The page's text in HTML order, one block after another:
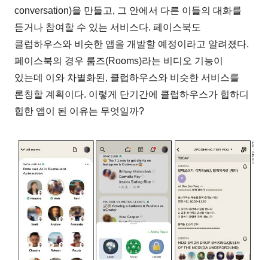
conversation)을 만들고, 그 안에서 다른 이들의 대화를
듣거나 참여할 수 있는 서비스다. 페이스북도
클럽하우스와 비슷한 앱을 개발할 예정이라고 알려졌다.
페이스북의 경우 룸즈(Rooms)라는 비디오 기능이
있는데 이와 차별화된, 클럽하우스와 비슷한 서비스를
론칭할 계획이다. 이렇게 단기간에 클럽하우스가 힙하디
힙한 앱이 된 이유는 무엇일까?